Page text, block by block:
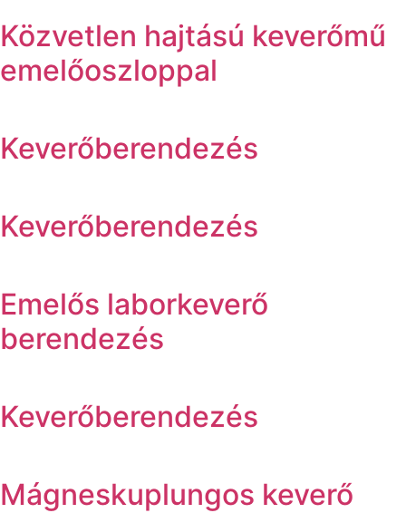
Közvetlen hajtású keverőmű
emelőoszloppal
Keverőberendezés
Keverőberendezés
Emelős laborkeverő
berendezés
Keverőberendezés
Mágneskuplungos keverő